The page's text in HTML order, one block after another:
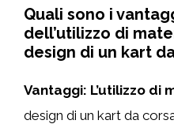
Quali sono i
dell’utilizzo di
design di un kart
Vantaggi: L’utilizzo di
design di un kart da